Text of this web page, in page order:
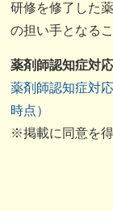
研修を修了した
の担い手となる
薬剤師認知症対
薬剤師認知症対
時点）
※掲載に同意を